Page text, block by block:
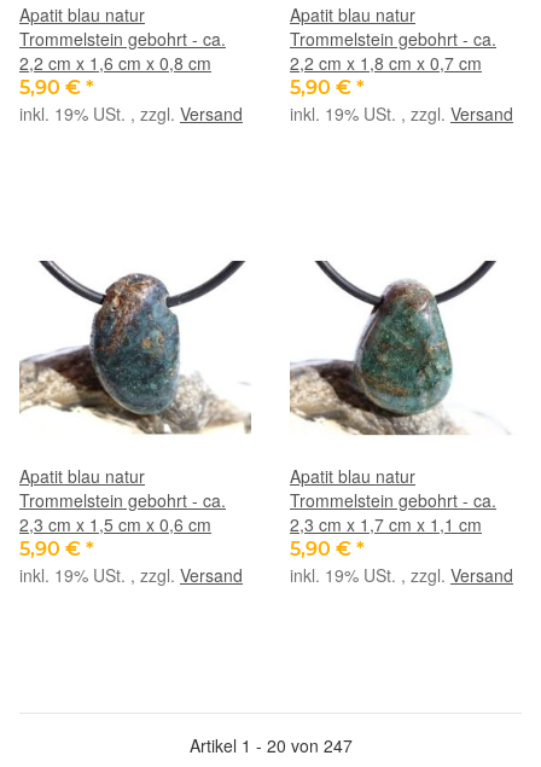
Apatit blau natur
Trommelstein gebohrt - ca.
2,2 cm x 1,6 cm x 0,8 cm
5,90 € *
inkl. 19% USt. , zzgl. Versand
Apatit blau natur
Trommelstein gebohrt - ca.
2,2 cm x 1,8 cm x 0,7 cm
5,90 € *
inkl. 19% USt. , zzgl. Versand
Apatit blau natur
Trommelstein gebohrt - ca.
2,3 cm x 1,5 cm x 0,6 cm
5,90 € *
inkl. 19% USt. , zzgl. Versand
Apatit blau natur
Trommelstein gebohrt - ca.
2,3 cm x 1,7 cm x 1,1 cm
5,90 € *
inkl. 19% USt. , zzgl. Versand
Artikel 1 - 20 von 247